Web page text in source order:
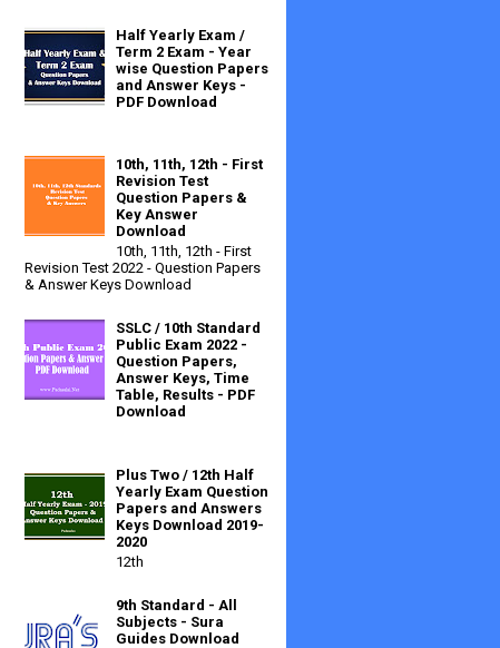
Half Yearly Exam /
Term 2 Exam - Year
wise Question Papers
and Answer Keys -
PDF Download
10th, 11th, 12th - First
Revision Test
Question Papers &
Key Answer
Download
10th, 11th, 12th - First
Revision Test 2022 - Question Papers
& Answer Keys Download
SSLC / 10th Standard
Public Exam 2022 -
Question Papers,
Answer Keys, Time
Table, Results - PDF
Download
Plus Two / 12th Half
Yearly Exam Question
Papers and Answers
Keys Download 2019-
2020
12th
9th Standard - All
Subjects - Sura
Guides Download